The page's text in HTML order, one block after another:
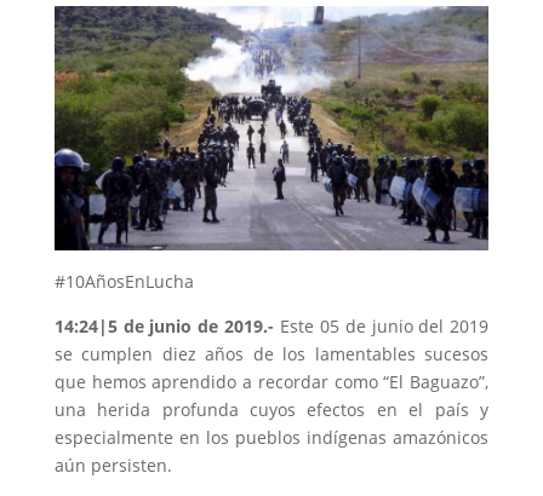
#10AñosEnLucha
14:24|5 de junio de 2019.- Este 05 de junio del 2019
se cumplen diez años de los lamentables sucesos
que hemos aprendido a recordar como “El Baguazo”,
una herida profunda cuyos efectos en el país y
especialmente en los pueblos indígenas amazónicos
aún persisten.